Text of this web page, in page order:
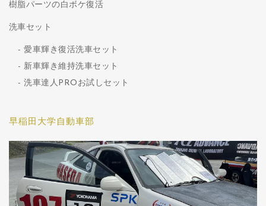
樹脂パーツの白ボケ復活
洗車セット
愛車輝き復活洗車セット
新車輝き維持洗車セット
洗車達人PROお試しセット
早稲田大学自動車部